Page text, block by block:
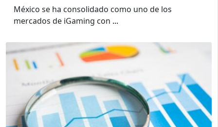
México se ha consolidado como uno de los
mercados de iGaming con ...